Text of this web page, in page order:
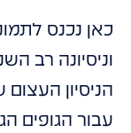
וניסיונה רב
עבור הגופים